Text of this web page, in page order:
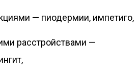
— пиодермии, импетиго,
расстройствами —